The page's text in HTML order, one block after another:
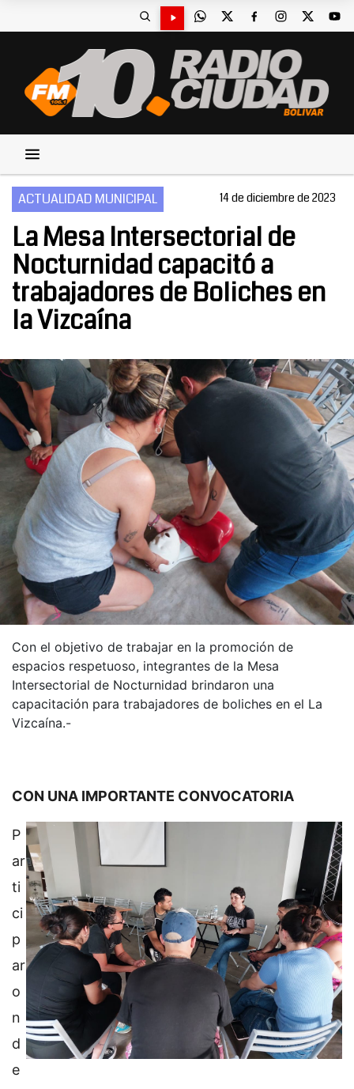
ACTUALIDAD MUNICIPAL 14 de diciembre de 2023
La Mesa Intersectorial de
Nocturnidad capacitó a
trabajadores de Boliches en
la Vizcaína
Con el objetivo de trabajar en la promoción de
espacios respetuoso, integrantes de la Mesa
Intersectorial de Nocturnidad brindaron una
capacitación para trabajadores de boliches en el La
Vizcaína.-
CON UNA IMPORTANTE CONVOCATORIA
P
ar
ti
ci
p
ar
o
n
d
e